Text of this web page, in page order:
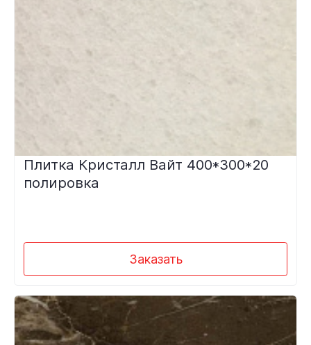
Плитка Кристалл Вайт 400*300*20
полировка
Заказать